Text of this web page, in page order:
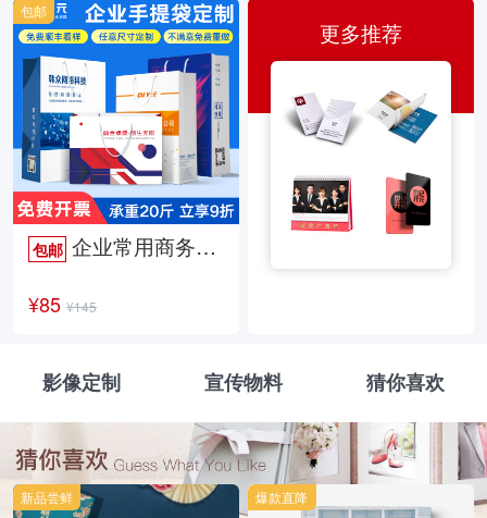
包邮 企业常用商务手提袋
¥85 ¥145
包邮
更多推荐
影像定制 宣传物料 猜你喜欢
新品尝鲜 爆款直降